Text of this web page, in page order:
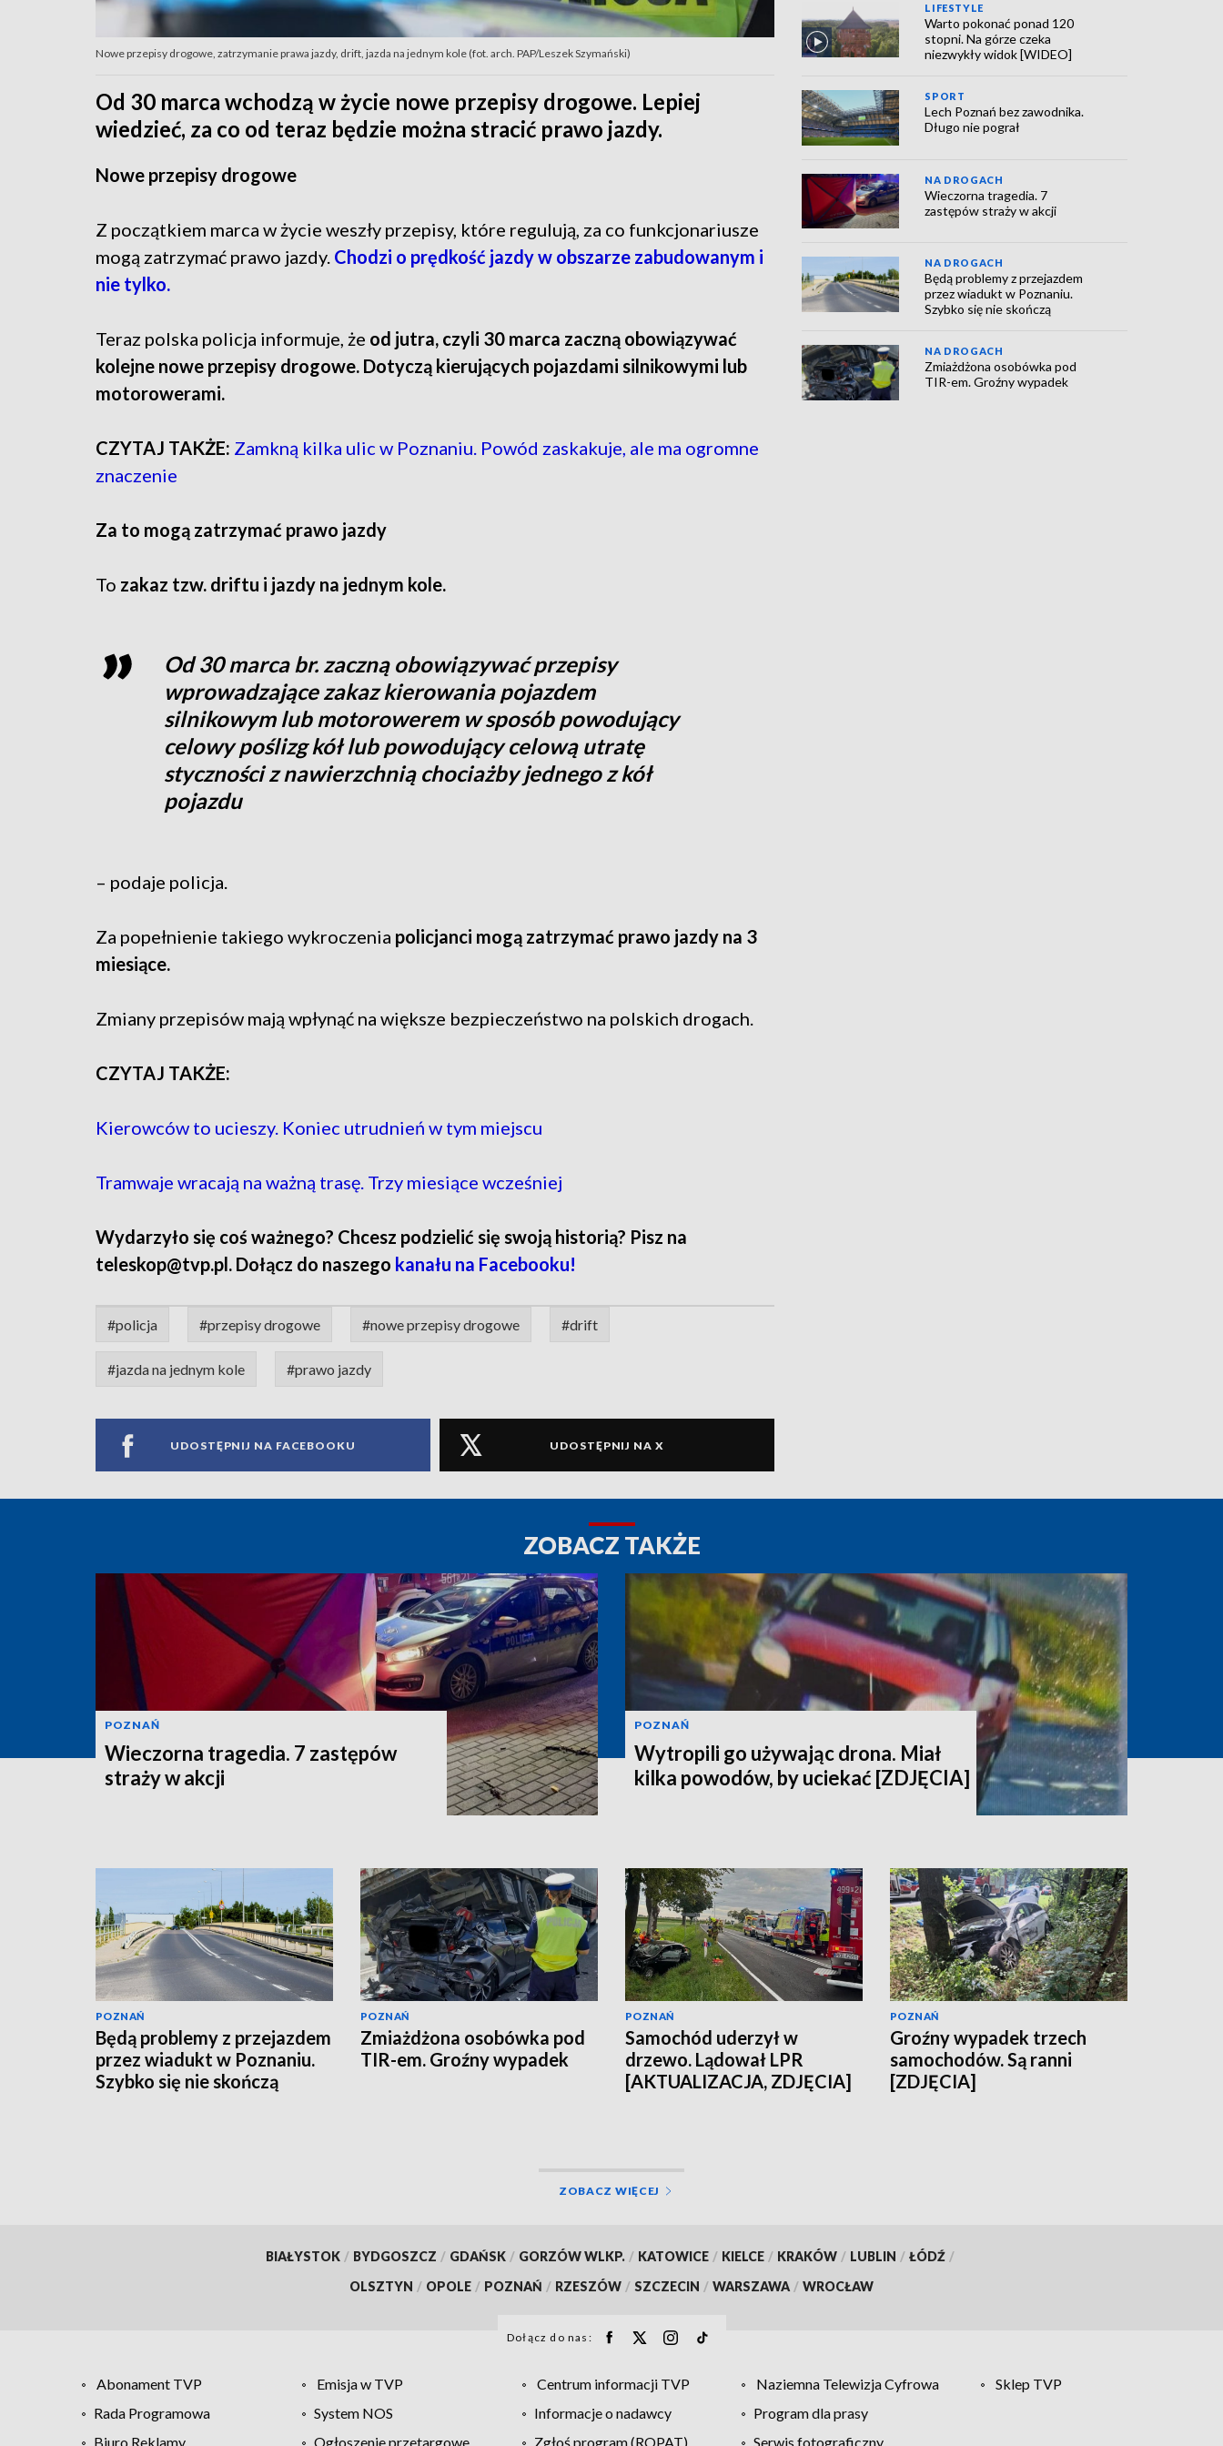
Nowe przepisy drogowe, zatrzymanie prawa jazdy, drift, jazda na jednym kole (fot. arch. PAP/Leszek Szymański)
Od 30 marca wchodzą w życie nowe przepisy drogowe. Lepiej
wiedzieć, za co od teraz będzie można stracić prawo jazdy.
Nowe przepisy drogowe
Z początkiem marca w życie weszły przepisy, które regulują, za co funkcjonariusze
mogą zatrzymać prawo jazdy. Chodzi o prędkość jazdy w obszarze zabudowanym i
nie tylko.
Teraz polska policja informuje, że od jutra, czyli 30 marca zaczną obowiązywać
kolejne nowe przepisy drogowe. Dotyczą kierujących pojazdami silnikowymi lub
motorowerami.
CZYTAJ TAKŻE: Zamkną kilka ulic w Poznaniu. Powód zaskakuje, ale ma ogromne
znaczenie
Za to mogą zatrzymać prawo jazdy
To zakaz tzw. driftu i jazdy na jednym kole.
Od 30 marca br. zaczną obowiązywać przepisy
wprowadzające zakaz kierowania pojazdem
silnikowym lub motorowerem w sposób powodujący
celowy poślizg kół lub powodujący celową utratę
styczności z nawierzchnią chociażby jednego z kół
pojazdu
– podaje policja.
Za popełnienie takiego wykroczenia policjanci mogą zatrzymać prawo jazdy na 3
miesiące.
Zmiany przepisów mają wpłynąć na większe bezpieczeństwo na polskich drogach.
CZYTAJ TAKŻE:
Kierowców to ucieszy. Koniec utrudnień w tym miejscu
Tramwaje wracają na ważną trasę. Trzy miesiące wcześniej
Wydarzyło się coś ważnego? Chcesz podzielić się swoją historią? Pisz na
teleskop@tvp.pl. Dołącz do naszego kanału na Facebooku!
#policja #przepisy drogowe #nowe przepisy drogowe #drift
#jazda na jednym kole #prawo jazdy
UDOSTĘPNIJ NA FACEBOOKU UDOSTĘPNIJ NA X
LIFESTYLE
Warto pokonać ponad 120
stopni. Na górze czeka
niezwykły widok [WIDEO]
SPORT
Lech Poznań bez zawodnika.
Długo nie pograł
NA DROGACH
Wieczorna tragedia. 7
zastępów straży w akcji
NA DROGACH
Będą problemy z przejazdem
przez wiadukt w Poznaniu.
Szybko się nie skończą
NA DROGACH
Zmiażdżona osobówka pod
TIR-em. Groźny wypadek
ZOBACZ TAKŻE
POZNAŃ
Wieczorna tragedia. 7 zastępów
straży w akcji
POZNAŃ
Wytropili go używając drona. Miał
kilka powodów, by uciekać [ZDJĘCIA]
POZNAŃ
Będą problemy z przejazdem
przez wiadukt w Poznaniu.
Szybko się nie skończą
POZNAŃ
Zmiażdżona osobówka pod
TIR-em. Groźny wypadek
POZNAŃ
Samochód uderzył w
drzewo. Lądował LPR
[AKTUALIZACJA, ZDJĘCIA]
POZNAŃ
Groźny wypadek trzech
samochodów. Są ranni
[ZDJĘCIA]
ZOBACZ WIĘCEJ
BIAŁYSTOK / BYDGOSZCZ / GDAŃSK / GORZÓW WLKP. / KATOWICE / KIELCE / KRAKÓW / LUBLIN / ŁÓDŹ /
OLSZTYN / OPOLE / POZNAŃ / RZESZÓW / SZCZECIN / WARSZAWA / WROCŁAW
Dołącz do nas:
Abonament TVP Emisja w TVP Centrum informacji TVP Naziemna Telewizja Cyfrowa
Sklep TVP
Rada Programowa
System NOS Informacje o nadawcy
Program dla prasy
Biuro Reklamy
Ogłoszenie przetargowe Zgłoś program (ROPAT) Serwis fotograficzny